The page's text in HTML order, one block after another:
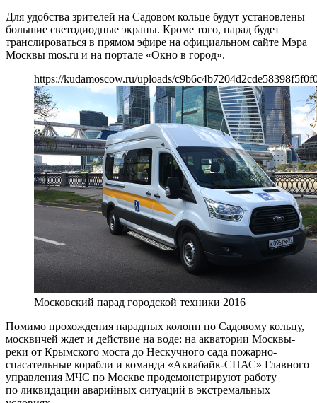
Для удобства зрителей на Садовом кольце будут установлены
большие светодиодные экраны. Кроме того, парад будет
транслироваться в прямом эфире на официальном сайте Мэра
Москвы mos.ru и на портале «Окно в город».
https://kudamoscow.ru/uploads/
Московский парад городской техники 2016
Помимо прохождения парадных колонн по Садовому кольцу,
москвичей ждет и действие на воде: на акватории Москвы-
реки от Крымского моста до Нескучного сада пожарно-
спасательные корабли и команда «Аквабайк-СПАС» Главного
управления МЧС по Москве продемонстрируют работу
по ликвидации аварийных ситуаций в экстремальных